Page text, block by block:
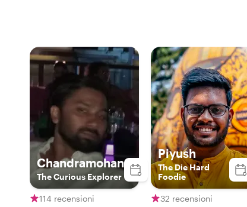
Chandramohan
The Curious Explorer
114 recensioni
Piyush
The Die Hard
Foodie
32 recensioni